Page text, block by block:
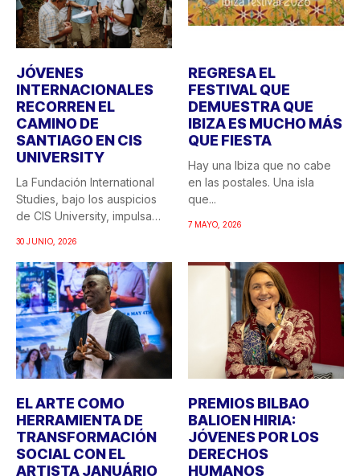
JÓVENES
INTERNACIONALES
RECORREN EL
CAMINO DE
SANTIAGO EN CIS
UNIVERSITY
La Fundación International
Studies, bajo los auspicios
de CIS University, impulsa
30 JUNIO, 2026
REGRESA EL
FESTIVAL QUE
DEMUESTRA QUE
IBIZA ES MUCHO MÁS
QUE FIESTA
Hay una Ibiza que no cabe
en las postales. Una isla
que...
7 MAYO, 2026
EL ARTE COMO
HERRAMIENTA DE
TRANSFORMACIÓN
SOCIAL CON EL
ARTISTA JANUÁRIO
PREMIOS BILBAO
BALIOEN HIRIA:
JÓVENES POR LOS
DERECHOS
HUMANOS